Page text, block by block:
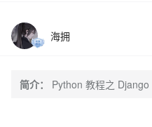
海拥
简介： Python 教程之